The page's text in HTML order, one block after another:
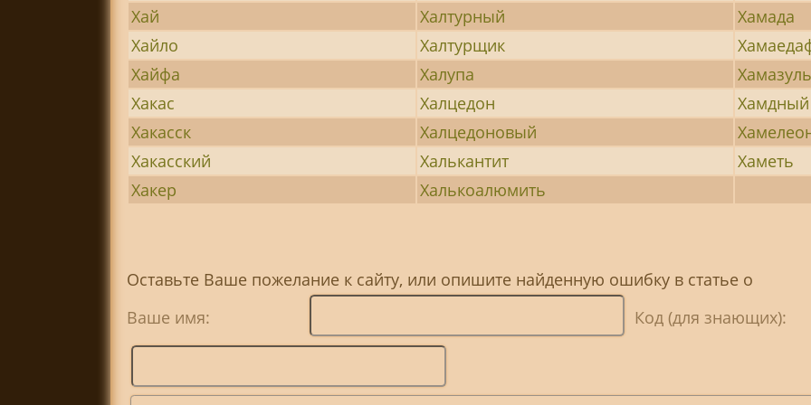
Хай
Халтурный
Хамада
Хайло
Халтурщик
Хайфа
Халупа
Хакас
Халцедон
Хамдный
Хакасск
Халцедоновый
Хакасский
Халькантит
Хаметь
Хакер
Халькоалюмить
Оставьте Ваше пожелание к сайту, или опишите найденную ошибку в статье о
Ваше имя:
Код (для знающих):